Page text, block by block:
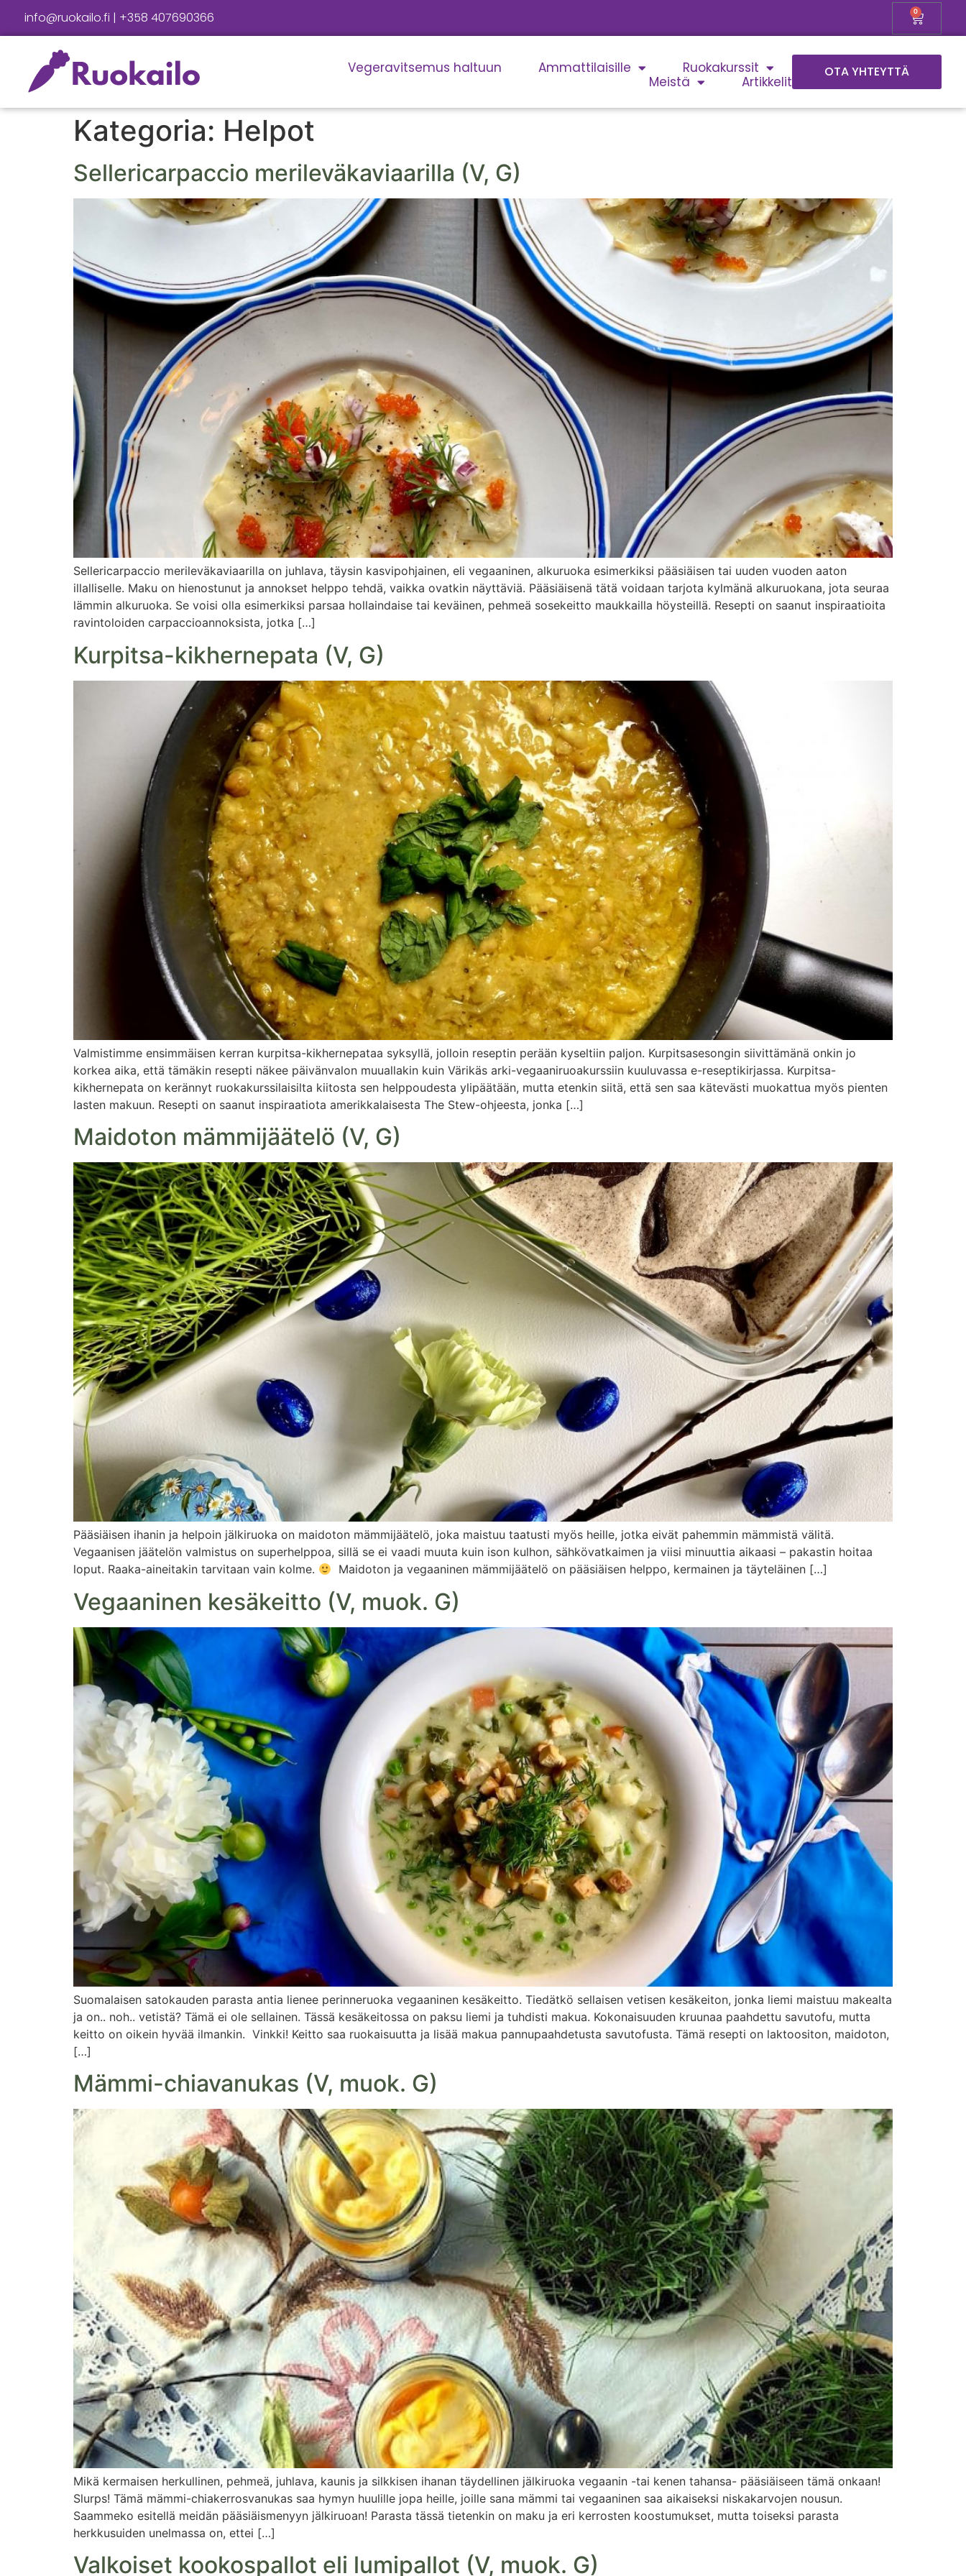
info@ruokailo.fi | +358 407690366 0
Vegeravitsemus haltuun Ammattilaisille
Ruokakurssit
Meistä
Artikkelit
OTA YHTEYTTÄ
Kategoria: Helpot
Sellericarpaccio merileväkaviaarilla (V, G)
Sellericarpaccio merileväkaviaarilla on juhlava, täysin kasvipohjainen, eli vegaaninen, alkuruoka esimerkiksi pääsiäisen tai uuden vuoden aaton
illalliselle. Maku on hienostunut ja annokset helppo tehdä, vaikka ovatkin näyttäviä. Pääsiäisenä tätä voidaan tarjota kylmänä alkuruokana, jota seuraa
lämmin alkuruoka. Se voisi olla esimerkiksi parsaa hollaindaise tai keväinen, pehmeä sosekeitto maukkailla höysteillä. Resepti on saanut inspiraatioita
ravintoloiden carpaccioannoksista, jotka […]
Kurpitsa-kikhernepata (V, G)
Valmistimme ensimmäisen kerran kurpitsa-kikhernepataa syksyllä, jolloin reseptin perään kyseltiin paljon. Kurpitsasesongin siivittämänä onkin jo
korkea aika, että tämäkin resepti näkee päivänvalon muuallakin kuin Värikäs arki-vegaaniruoakurssiin kuuluvassa e-reseptikirjassa. Kurpitsa-
kikhernepata on kerännyt ruokakurssilaisilta kiitosta sen helppoudesta ylipäätään, mutta etenkin siitä, että sen saa kätevästi muokattua myös pienten
lasten makuun. Resepti on saanut inspiraatiota amerikkalaisesta The Stew-ohjeesta, jonka […]
Maidoton mämmijäätelö (V, G)
Pääsiäisen ihanin ja helpoin jälkiruoka on maidoton mämmijäätelö, joka maistuu taatusti myös heille, jotka eivät pahemmin mämmistä välitä.
Vegaanisen jäätelön valmistus on superhelppoa, sillä se ei vaadi muuta kuin ison kulhon, sähkövatkaimen ja viisi minuuttia aikaasi – pakastin hoitaa
loput. Raaka-aineitakin tarvitaan vain kolme.
Maidoton ja vegaaninen mämmijäätelö on pääsiäisen helppo, kermainen ja täyteläinen […]
Vegaaninen kesäkeitto (V, muok. G)
Suomalaisen satokauden parasta antia lienee perinneruoka vegaaninen kesäkeitto. Tiedätkö sellaisen vetisen kesäkeiton, jonka liemi maistuu makealta
ja on.. noh.. vetistä? Tämä ei ole sellainen. Tässä kesäkeitossa on paksu liemi ja tuhdisti makua. Kokonaisuuden kruunaa paahdettu savutofu, mutta
keitto on oikein hyvää ilmankin. Vinkki! Keitto saa ruokaisuutta ja lisää makua pannupaahdetusta savutofusta. Tämä resepti on laktoositon, maidoton,
[…]
Mämmi-chiavanukas (V, muok. G)
Mikä kermaisen herkullinen, pehmeä, juhlava, kaunis ja silkkisen ihanan täydellinen jälkiruoka vegaanin -tai kenen tahansa- pääsiäiseen tämä onkaan!
Slurps! Tämä mämmi-chiakerrosvanukas saa hymyn huulille jopa heille, joille sana mämmi tai vegaaninen saa aikaiseksi niskakarvojen nousun.
Saammeko esitellä meidän pääsiäismenyyn jälkiruoan! Parasta tässä tietenkin on maku ja eri kerrosten koostumukset, mutta toiseksi parasta
herkkusuiden unelmassa on, ettei […]
Valkoiset kookospallot eli lumipallot (V, muok. G)